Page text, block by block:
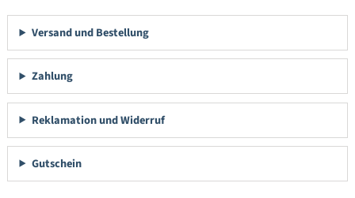
Versand und Bestellung
Zahlung
Reklamation und Widerruf
Gutschein